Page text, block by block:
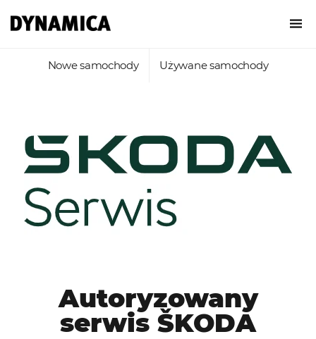
Nowe samochody Używane samochody
Autoryzowany
serwis ŠKODA